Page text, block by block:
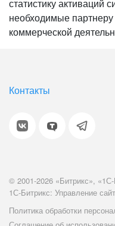
статистику активаций
необходимые
коммерческой
Контакты
© 2001-2026 «Битрикс»,
1С-Битрикс: Управление
Политика обработки